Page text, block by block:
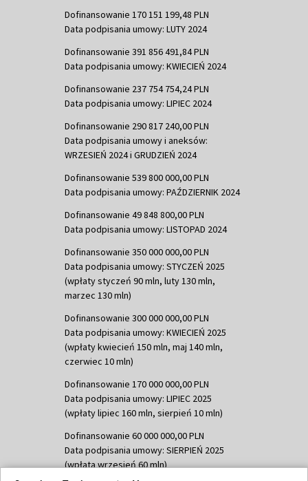
Dofinansowanie 170 151 199,48 PLN
Data podpisania umowy: LUTY 2024
Dofinansowanie 391 856 491,84 PLN
Data podpisania umowy: KWIECIEŃ 2024
Dofinansowanie 237 754 754,24 PLN
Data podpisania umowy: LIPIEC 2024
Dofinansowanie 290 817 240,00 PLN
Data podpisania umowy i aneksów:
WRZESIEŃ 2024 i GRUDZIEŃ 2024
Dofinansowanie 539 800 000,00 PLN
Data podpisania umowy: PAŹDZIERNIK 2024
Dofinansowanie 49 848 800,00 PLN
Data podpisania umowy: LISTOPAD 2024
Dofinansowanie 350 000 000,00 PLN
Data podpisania umowy: STYCZEŃ 2025
(wpłaty styczeń 90 mln, luty 130 mln,
marzec 130 mln)
Dofinansowanie 300 000 000,00 PLN
Data podpisania umowy: KWIECIEŃ 2025
(wpłaty kwiecień 150 mln, maj 140 mln,
czerwiec 10 mln)
Dofinansowanie 170 000 000,00 PLN
Data podpisania umowy: LIPIEC 2025
(wpłaty lipiec 160 mln, sierpień 10 mln)
Dofinansowanie 60 000 000,00 PLN
Data podpisania umowy: SIERPIEŃ 2025
(wpłata wrzesień 60 mln)